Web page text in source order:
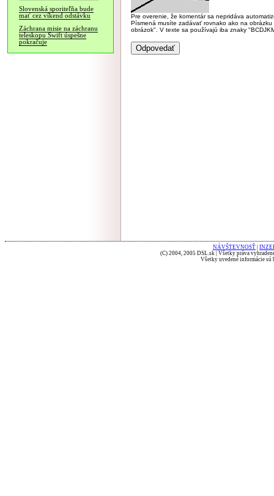
Slovenská sporiteľňa bude
mať cez víkend odstávku
Záchrana misie na záchranu
teleskopu Swift úspešne
pokračuje
Pre overenie, že komentár sa nepridáva
Písmená musíte zadávať rovnako ako na
obrázok". V texte sa používajú iba znaky
NÁVŠTEVNOSŤ
(C) 2004, 2005 DSL.sk | Všetky práva
Všetky uvedené informácie sú